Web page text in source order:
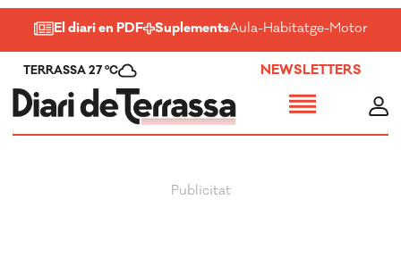
El diari en PDF SuplementsAula-Habitatge-Motor-
TERRASSA 27 ºC NEWSLETTERS